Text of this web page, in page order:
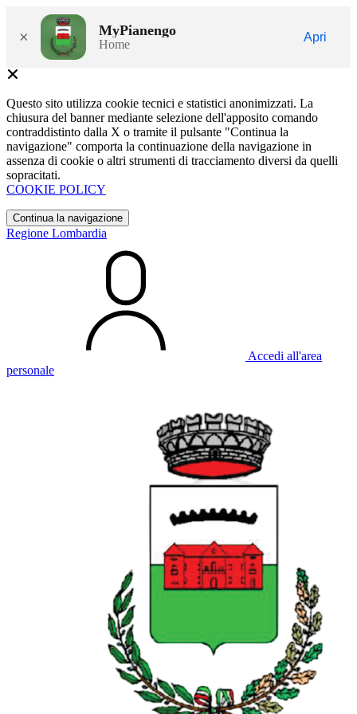
× MyPianengo
Home
Apri
Questo sito utilizza cookie tecnici e statistici anonimizzati. La
chiusura del banner mediante selezione dell'apposito comando
contraddistinto dalla X o tramite il pulsante "Continua la
navigazione" comporta la continuazione della navigazione in
assenza di cookie o altri strumenti di tracciamento diversi da quelli
sopracitati.
COOKIE POLICY
Continua la navigazione
Regione Lombardia
Accedi all'area
personale